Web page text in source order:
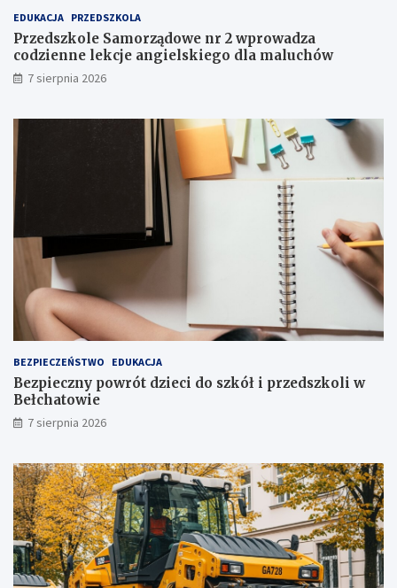
e
m
o
c
j
i
a
t
r
a
k
c
j
ż
u
ż
,
t
u
ż
ż
e
n
i
e
I
I
s
t
o
p
n
i
EDUKACJA PRZEDSZKOLA
Przedszkole Samorządowe nr 2 wprowadza
codzienne lekcje angielskiego dla maluchów
7 sierpnia 2026
BEZPIECZEŃSTWO EDUKACJA
Bezpieczny powrót dzieci do szkół i przedszkoli w
Bełchatowie
7 sierpnia 2026